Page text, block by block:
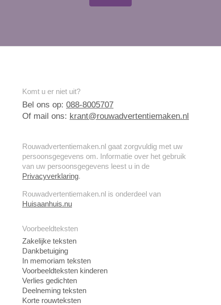
Komt u er niet uit?
Bel ons op: 088-8005707
Of mail ons: krant@rouwadvertentiemaken.nl
Rouwadvertentiemaken.nl gaat zorgvuldig met uw
persoonsgegevens om. Informatie over het gebruik
van uw persoonsgegevens leest u in de
Privacyverklaring.
Rouwadvertentiemaken.nl is onderdeel van
Huisaanhuis.nu
Voorbeeldteksten
Zakelijke teksten
Dankbetuiging
In memoriam teksten
Voorbeeldteksten kinderen
Verlies gedichten
Deelneming teksten
Korte rouwteksten